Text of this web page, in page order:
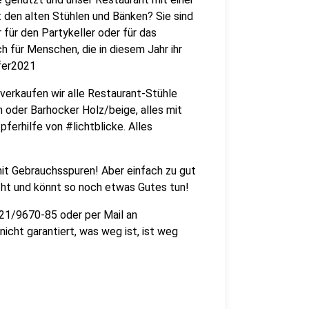
alten Stühlen und Bänken? Sie sind
für den Partykeller oder für das
für Menschen, die in diesem Jahr ihr
wir alle Restaurant-Stühle
oder Barhocker Holz/beige, alles mit
von #lichtblicke. Alles
Gebrauchsspuren! Aber einfach zu gut
und könnt so noch etwas Gutes tun!
9670-85 oder per Mail an
garantiert, was weg ist, ist weg